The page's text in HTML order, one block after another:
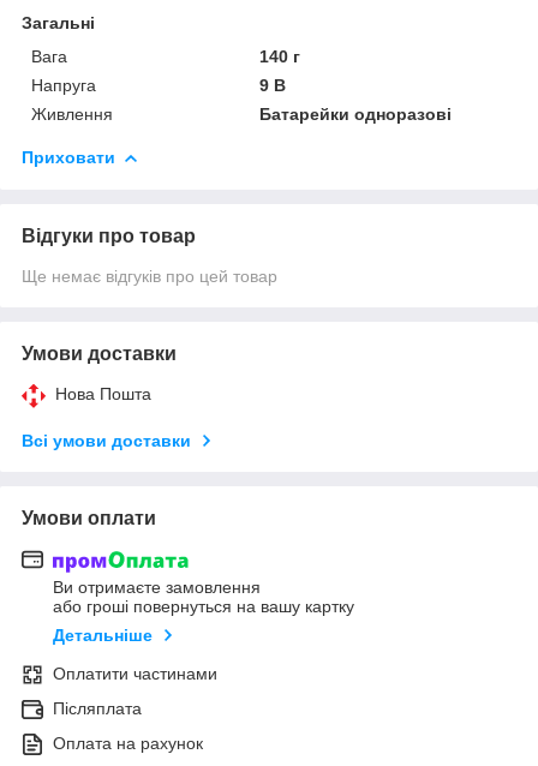
Загальні
Вага
140 г
Напруга
9 В
Живлення
Батарейки одноразові
Приховати
Відгуки про товар
Ще немає відгуків про цей товар
Умови доставки
Нова Пошта
Всі умови доставки
Умови оплати
Ви отримаєте замовлення
або гроші повернуться на вашу картку
Детальніше
Оплатити частинами
Післяплата
Оплата на рахунок